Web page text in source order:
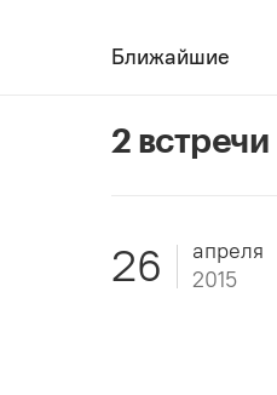
Ближайшие
2 встречи
26
апреля
2015